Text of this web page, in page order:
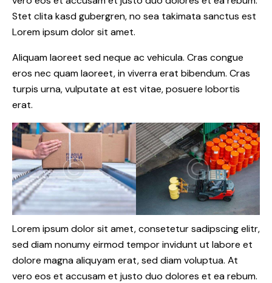
Stet clita kasd gubergren, no sea takimata sanctus est
Lorem ipsum dolor sit amet.
Aliquam laoreet sed neque ac vehicula. Cras congue
eros nec quam laoreet, in viverra erat bibendum. Cras
turpis urna, vulputate at est vitae, posuere lobortis
erat.
Lorem ipsum dolor sit amet, consetetur sadipscing elitr,
sed diam nonumy eirmod tempor invidunt ut labore et
dolore magna aliquyam erat, sed diam voluptua. At
vero eos et accusam et justo duo dolores et ea rebum.